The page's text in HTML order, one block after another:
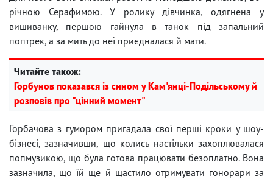
річною Серафимою. У ролику дівчинка, одягнена у
вишиванку, першою гайнула в танок під запальний
поптрек, а за мить до неї приєдналася й мати.
Читайте також:
Горбунов показався із сином у Кам'янці-Подільському й
розповів про "цінний момент"
Горбачова з гумором пригадала свої перші кроки у шоу-
бізнесі, зазначивши, що колись настільки захоплювалася
попмузикою, що була готова працювати безоплатно. Вона
зазначила, що їй ще й щастило отримувати гонорари за